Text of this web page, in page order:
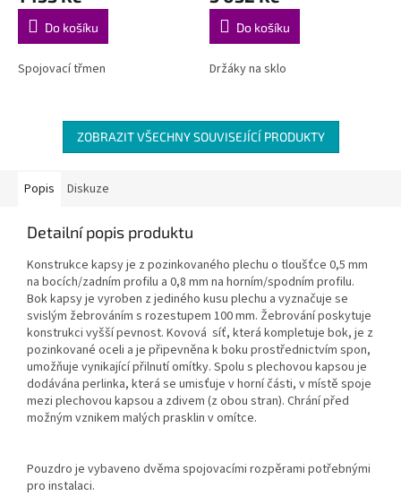
Do košíku
Spojovací třmen
Do košíku
Držáky na sklo
ZOBRAZIT VŠECHNY SOUVISEJÍCÍ PRODUKTY
Popis Diskuze
Detailní popis produktu
Konstrukce kapsy je z pozinkovaného plechu o tloušťce 0,5 mm
na bocích/zadním profilu a 0,8 mm na horním/spodním profilu.
Bok kapsy je vyroben z jediného kusu plechu a vyznačuje se
svislým žebrováním s rozestupem 100 mm. Žebrování poskytuje
konstrukci vyšší pevnost. Kovová síť, která kompletuje bok, je z
pozinkované oceli a je připevněna k boku prostřednictvím spon,
umožňuje vynikající přilnutí omítky. Spolu s plechovou kapsou je
dodávána perlinka, která se umisťuje v horní části, v místě spoje
mezi plechovou kapsou a zdivem (z obou stran). Chrání před
možným vznikem malých prasklin v omítce.
Pouzdro je vybaveno dvěma spojovacími rozpěrami potřebnými
pro instalaci.